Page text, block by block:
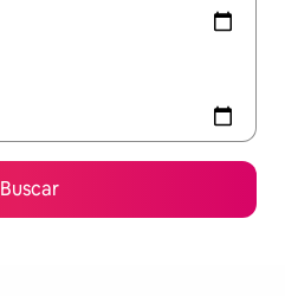
Buscar